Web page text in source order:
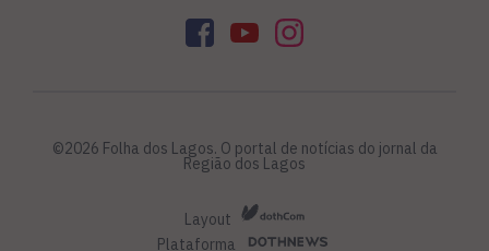
©2026 Folha dos Lagos. O portal de notícias do jornal da
Região dos Lagos
Layout
Plataforma